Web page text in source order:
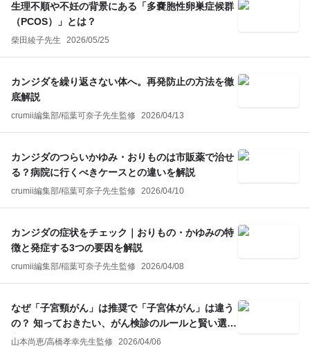
生理不順や不妊の背景にある「多嚢胞性卵巣症候群
（PCOS）」とは？
柴田綾子先生 2026/05/25
カンジダを繰り返さない体へ。再発防止の方法を徹
底解説
crumii編集部/稲葉可奈子先生監修 2026/04/13
カンジダのつらいかゆみ・おりものは市販薬で治せ
る？病院に行くべきケースとの違いを解説
crumii編集部/稲葉可奈子先生監修 2026/04/10
カンジダの症状をチェック｜おりもの・かゆみの特
徴と発症する3つの要因を解説
crumii編集部/稲葉可奈子先生監修 2026/04/08
なぜ「子宮頸がん」は推奨で「子宮体がん」は違う
の？ 知っておきたい、がん検診のルールと賢い選び
方
山本尚恵/高橋孝幸先生監修 2026/04/06